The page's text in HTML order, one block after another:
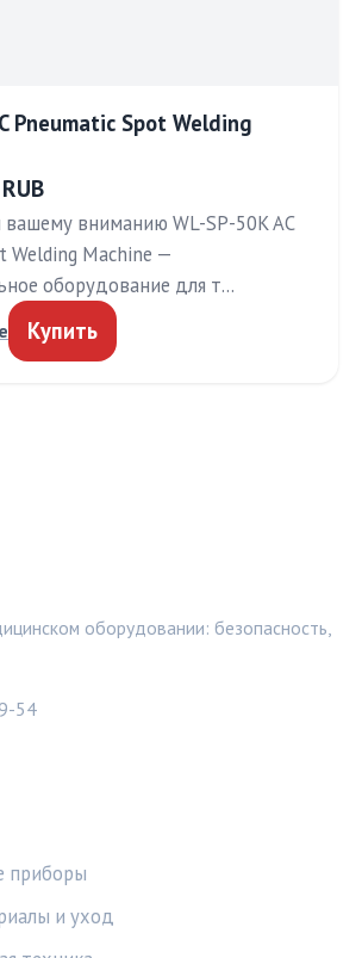
Pneumatic Spot Welding
вниманию WL-SP-50K AC
Welding Machine —
оборудование для т…
Купить
оборудовании: безопасность,
54
приборы
и уход